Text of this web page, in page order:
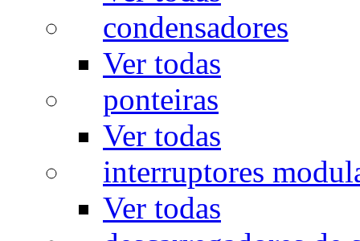
condensadores
Ver todas
ponteiras
Ver todas
interruptores
Ver todas